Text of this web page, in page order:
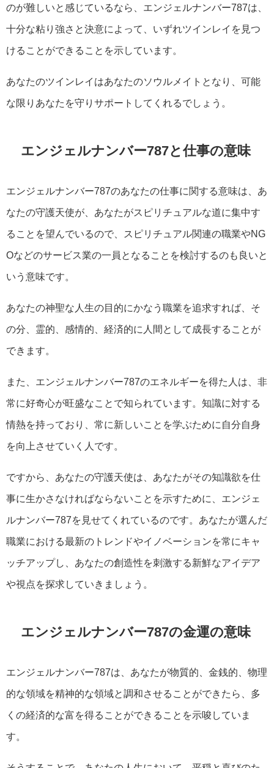
のが難しいと感じているなら、エンジェルナンバー787は、
十分な粘り強さと決意によって、いずれツインレイを見つ
けることができることを示しています。
あなたのツインレイはあなたのソウルメイトとなり、可能
な限りあなたを守りサポートしてくれるでしょう。
エンジェルナンバー787と仕事の意味
エンジェルナンバー787のあなたの仕事に関する意味は、あ
なたの守護天使が、あなたがスピリチュアルな道に集中す
ることを望んでいるので、スピリチュアル関連の職業やNG
Oなどのサービス業の一員となることを検討するのも良いと
いう意味です。
あなたの神聖な人生の目的にかなう職業を追求すれば、そ
の分、霊的、感情的、経済的に人間として成長することが
できます。
また、エンジェルナンバー787のエネルギーを得た人は、非
常に好奇心が旺盛なことで知られています。知識に対する
情熱を持っており、常に新しいことを学ぶために自分自身
を向上させていく人です。
ですから、あなたの守護天使は、あなたがその知識欲を仕
事に生かさなければならないことを示すために、エンジェ
ルナンバー787を見せてくれているのです。あなたが選んだ
職業における最新のトレンドやイノベーションを常にキャ
ッチアップし、あなたの創造性を刺激する新鮮なアイデア
や視点を探求していきましょう。
エンジェルナンバー787の金運の意味
エンジェルナンバー787は、あなたが物質的、金銭的、物理
的な領域を精神的な領域と調和させることができたら、多
くの経済的な富を得ることができることを示唆していま
す。